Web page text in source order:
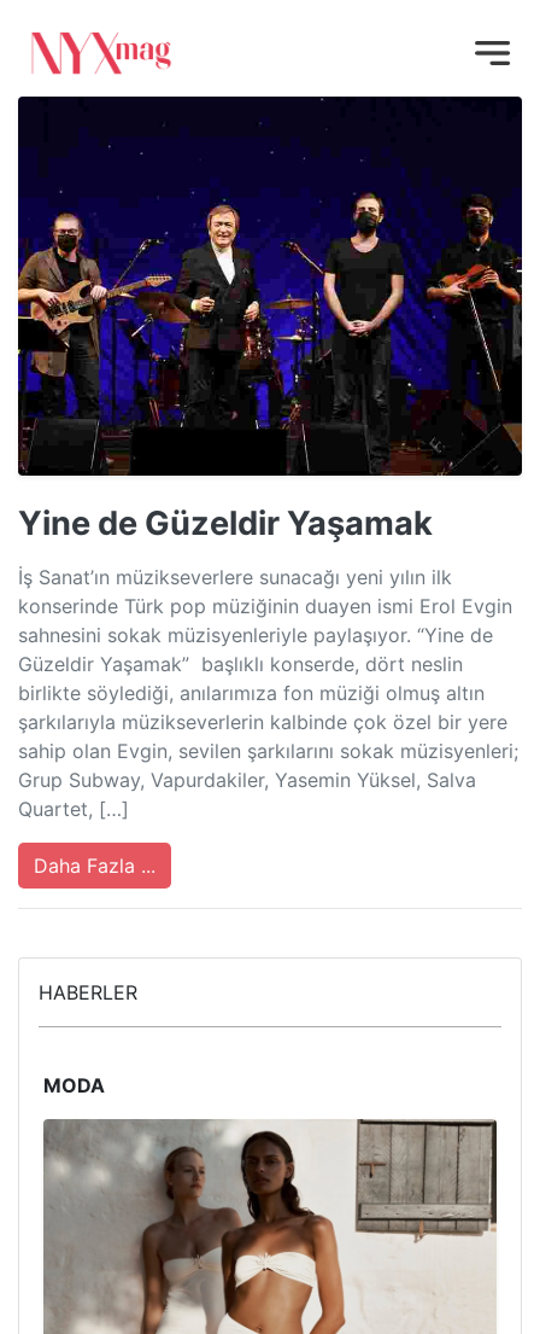
Yine de Güzeldir Yaşamak
İş Sanat’ın müzikseverlere sunacağı yeni yılın ilk
konserinde Türk pop müziğinin duayen ismi Erol Evgin
sahnesini sokak müzisyenleriyle paylaşıyor. “Yine de
Güzeldir Yaşamak” başlıklı konserde, dört neslin
birlikte söylediği, anılarımıza fon müziği olmuş altın
şarkılarıyla müzikseverlerin kalbinde çok özel bir yere
sahip olan Evgin, sevilen şarkılarını sokak müzisyenleri;
Grup Subway, Vapurdakiler, Yasemin Yüksel, Salva
Quartet, […]
Daha Fazla ...
HABERLER
MODA